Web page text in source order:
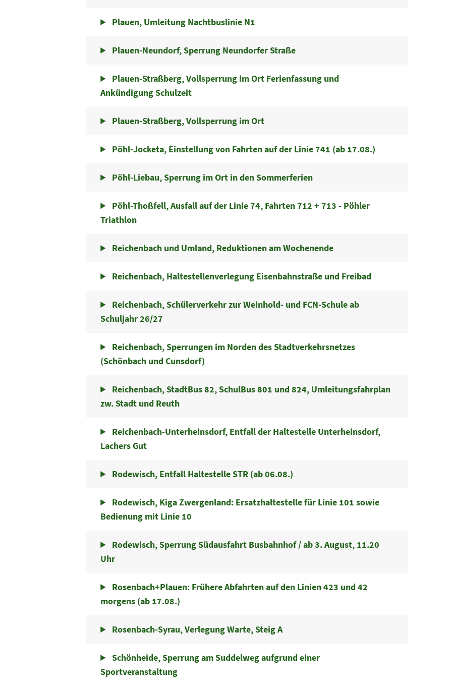
Plauen, Umleitung Nachtbuslinie N1
Plauen-Neundorf, Sperrung Neundorfer Straße
Plauen-Straßberg, Vollsperrung im Ort Ferienfassung und
Ankündigung Schulzeit
Plauen-Straßberg, Vollsperrung im Ort
Pöhl-Jocketa, Einstellung von Fahrten auf der Linie 741 (ab 17.08.)
Pöhl-Liebau, Sperrung im Ort in den Sommerferien
Pöhl-Thoßfell, Ausfall auf der Linie 74, Fahrten 712 + 713 - Pöhler
Triathlon
Reichenbach und Umland, Reduktionen am Wochenende
Reichenbach, Haltestellenverlegung Eisenbahnstraße und Freibad
Reichenbach, Schülerverkehr zur Weinhold- und FCN-Schule ab
Schuljahr 26/27
Reichenbach, Sperrungen im Norden des Stadtverkehrsnetzes
(Schönbach und Cunsdorf)
Reichenbach, StadtBus 82, SchulBus 801 und 824, Umleitungsfahrplan
zw. Stadt und Reuth
Reichenbach-Unterheinsdorf, Entfall der Haltestelle Unterheinsdorf,
Lachers Gut
Rodewisch, Entfall Haltestelle STR (ab 06.08.)
Rodewisch, Kiga Zwergenland: Ersatzhaltestelle für Linie 101 sowie
Bedienung mit Linie 10
Rodewisch, Sperrung Südausfahrt Busbahnhof / ab 3. August, 11.20
Uhr
Rosenbach+Plauen: Frühere Abfahrten auf den Linien 423 und 42
morgens (ab 17.08.)
Rosenbach-Syrau, Verlegung Warte, Steig A
Schönheide, Sperrung am Suddelweg aufgrund einer
Sportveranstaltung